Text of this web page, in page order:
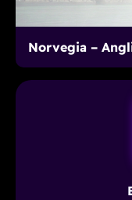
Norvegia –